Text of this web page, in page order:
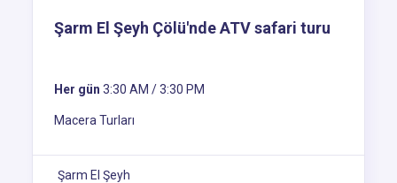
Şarm El Şeyh Çölü'nde ATV safari turu
Her gün 3:30 AM / 3:30 PM
Macera Turları
Şarm El Şeyh